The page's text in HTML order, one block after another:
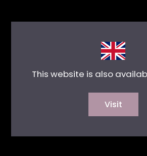
This website is also
Visit